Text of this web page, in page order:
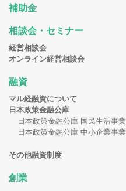
補助金
相談会・セミナー
経営相談会
オンライン経営相談会
融資
マル経融資について
日本政策金融公庫
日本政策金融公庫 国民生活事業
日本政策金融公庫 中小企業事業
その他融資制度
創業